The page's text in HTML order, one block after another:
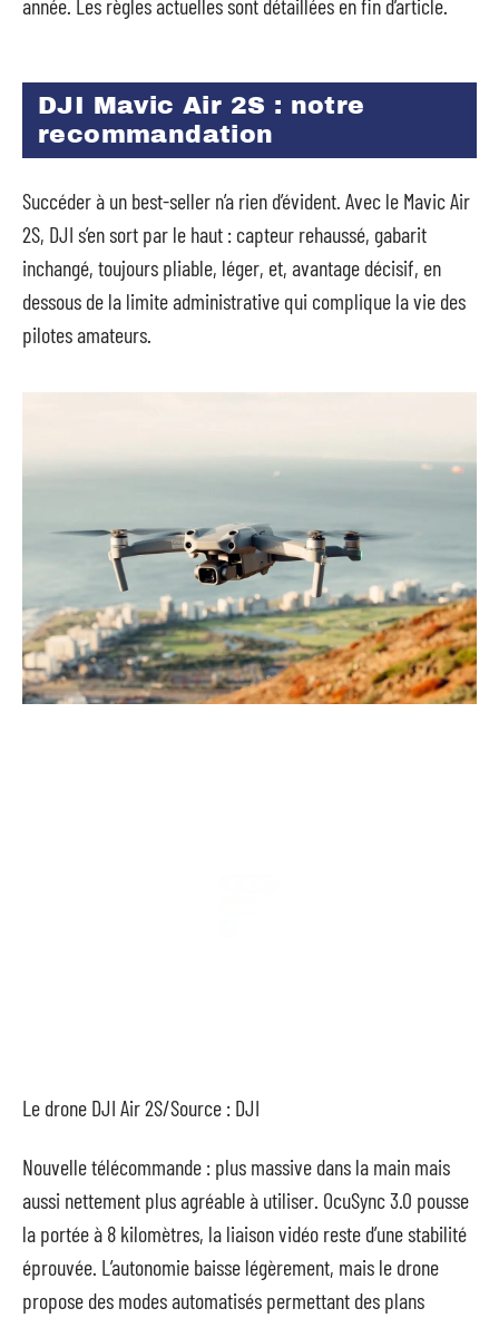
DJI Mavic Air 2S : notre
recommandation
Succéder à un best-seller n’a rien d’évident. Avec le Mavic Air
2S, DJI s’en sort par le haut : capteur rehaussé, gabarit
inchangé, toujours pliable, léger, et, avantage décisif, en
dessous de la limite administrative qui complique la vie des
pilotes amateurs.
Le drone DJI Air 2S/Source : DJI
Nouvelle télécommande : plus massive dans la main mais
aussi nettement plus agréable à utiliser. OcuSync 3.0 pousse
la portée à 8 kilomètres, la liaison vidéo reste d’une stabilité
éprouvée. L’autonomie baisse légèrement, mais le drone
propose des modes automatisés permettant des plans